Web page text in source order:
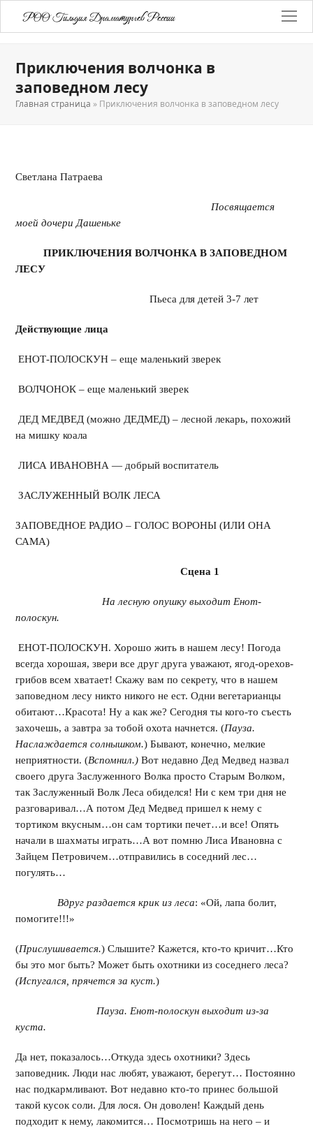
РОО Гильдия Драматургов России
Приключения волчонка в
заповедном лесу
Главная страница » Приключения волчонка в заповедном лесу
Светлана Патраева
Посвящается
моей дочери Дашеньке
ПРИКЛЮЧЕНИЯ ВОЛЧОНКА В ЗАПОВЕДНОМ
ЛЕСУ
Пьеса для детей 3-7 лет
Действующие лица
ЕНОТ-ПОЛОСКУН – еще маленький зверек
ВОЛЧОНОК – еще маленький зверек
ДЕД МЕДВЕД (можно ДЕДМЕД) – лесной лекарь, похожий
на мишку коала
ЛИСА ИВАНОВНА — добрый воспитатель
ЗАСЛУЖЕННЫЙ ВОЛК ЛЕСА
ЗАПОВЕДНОЕ РАДИО – ГОЛОС ВОРОНЫ (ИЛИ ОНА
САМА)
Сцена 1
На лесную опушку выходит Енот-
полоскун.
ЕНОТ-ПОЛОСКУН. Хорошо жить в нашем лесу! Погода
всегда хорошая, звери все друг друга уважают, ягод-орехов-
грибов всем хватает! Скажу вам по секрету, что в нашем
заповедном лесу никто никого не ест. Одни вегетарианцы
обитают…Красота! Ну а как же? Сегодня ты кого-то съесть
захочешь, а завтра за тобой охота начнется. (Пауза.
Наслаждается солнышком.) Бывают, конечно, мелкие
неприятности. (Вспомнил.)Вот недавно Дед Медвед назвал
своего друга Заслуженного Волка просто Старым Волком,
так Заслуженный Волк Леса обиделся! Ни с кем три дня не
разговаривал…А потом Дед Медвед пришел к нему с
тортиком вкусным…он сам тортики печет…и все! Опять
начали в шахматы играть…А вот помню Лиса Ивановна с
Зайцем Петровичем…отправились в соседний лес…
погулять…
Вдруг раздается крик из леса: «Ой, лапа болит,
помогите!!!»
(Прислушивается.) Слышите? Кажется, кто-то кричит…Кто
бы это мог быть? Может быть охотники из соседнего леса?
(Испугался, прячется за куст.)
Пауза. Енот-полоскун выходит из-за
куста.
Да нет, показалось…Откуда здесь охотники? Здесь
заповедник. Люди нас любят, уважают, берегут… Постоянно
нас подкармливают. Вот недавно кто-то принес большой
такой кусок соли. Для лося. Он доволен! Каждый день
подходит к нему, лакомится… Посмотришь на него – и